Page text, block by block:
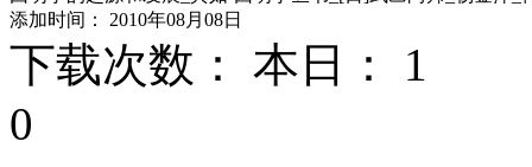
添加时间： 2010年08月08日
下载次数： 本日： 1
0